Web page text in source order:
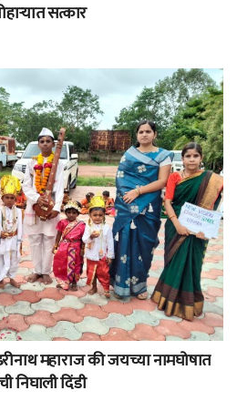
सत्कार
महाराज की जयच्या नामघोषात
निघाली दिंडी